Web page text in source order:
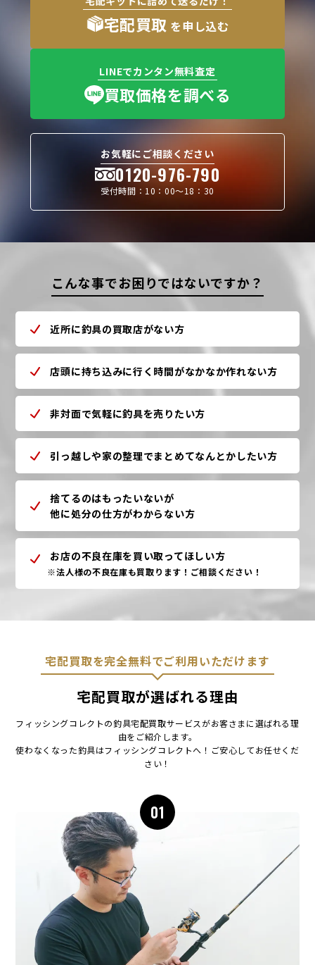
宅配買取 を申し込む
LINEでカンタン無料査定
買取価格を調べる
お気軽にご相談ください
0120-976-790
受付時間：10：00〜18：30
こんな事でお困りではないですか？
近所に釣具の買取店がない方
店頭に持ち込みに行く時間がなかなか作れない方
非対面で気軽に釣具を売りたい方
引っ越しや家の整理でまとめてなんとかしたい方
捨てるのはもったいないが
他に処分の仕方がわからない方
お店の不良在庫を買い取ってほしい方
※法人様の不良在庫も買取ります！ご相談ください！
宅配買取を完全無料でご利用いただけます
宅配買取が選ばれる理由
フィッシングコレクトの釣具宅配買取サービスがお客さまに選ばれる理
由をご紹介します。
使わなくなった釣具はフィッシングコレクトへ！ご安心してお任せくだ
さい！
01